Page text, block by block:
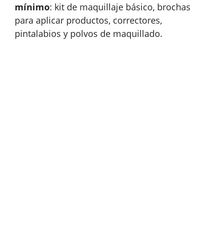
mínimo: kit de maquillaje básico, brochas
para aplicar productos, correctores,
pintalabios y polvos de maquillado.